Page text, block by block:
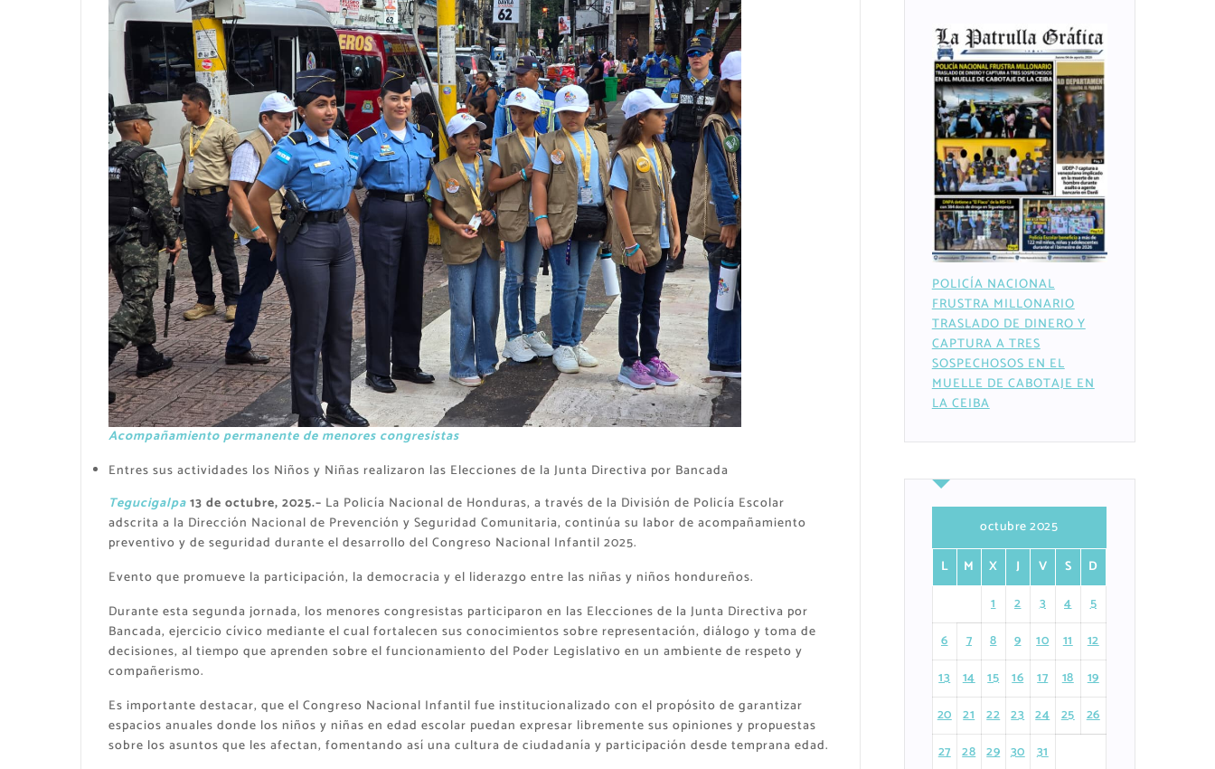
Acompañamiento permanente de menores congresistas
Entres sus actividades los Niños y Niñas realizaron las Elecciones de la Junta Directiva por Bancada
Tegucigalpa13 de octubre, 2025.– La Policía Nacional de Honduras, a través de la División de Policía Escolar
adscrita a la Dirección Nacional de Prevención y Seguridad Comunitaria, continúa su labor de acompañamiento
preventivo y de seguridad durante el desarrollo del Congreso Nacional Infantil 2025.
Evento que promueve la participación, la democracia y el liderazgo entre las niñas y niños hondureños.
Durante esta segunda jornada, los menores congresistas participaron en las Elecciones de la Junta Directiva por
Bancada, ejercicio cívico mediante el cual fortalecen sus conocimientos sobre representación, diálogo y toma de
decisiones, al tiempo que aprenden sobre el funcionamiento del Poder Legislativo en un ambiente de respeto y
compañerismo.
Es importante destacar, que el Congreso Nacional Infantil fue institucionalizado con el propósito de garantizar
espacios anuales donde los niños y niñas en edad escolar puedan expresar libremente sus opiniones y propuestas
sobre los asuntos que les afectan, fomentando así una cultura de ciudadanía y participación desde temprana edad.
POLICÍA NACIONAL
FRUSTRA MILLONARIO
TRASLADO DE DINERO Y
CAPTURA A TRES
SOSPECHOSOS EN EL
MUELLE DE CABOTAJE EN
LA CEIBA
octubre 2025
L
M X J V S
D
1
2 3 4
5
6
7 8 9 10 11
12
13 14 15 16 17 18
19
20 21 22 23 24 25 26
27 28 29 30 31